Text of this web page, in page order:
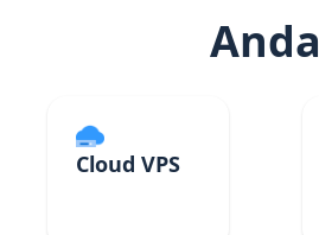
Anda
Cloud VPS